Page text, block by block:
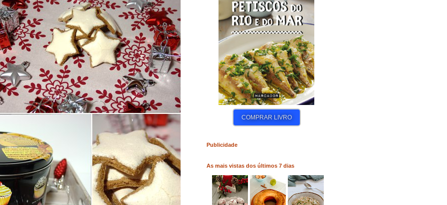
COMPRAR LIVRO COMPRAR LIVRO COMPRAR LIVRO
Publicidade
As mais vistas dos últimos 7 dias